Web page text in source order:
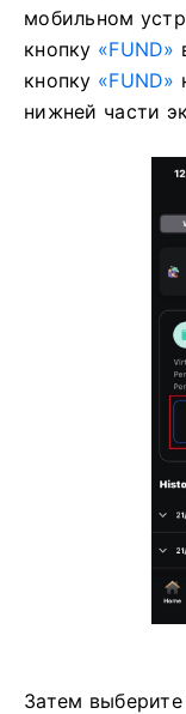
мобильном
кнопку «FUND»
кнопку «FUND»
нижней части
Затем